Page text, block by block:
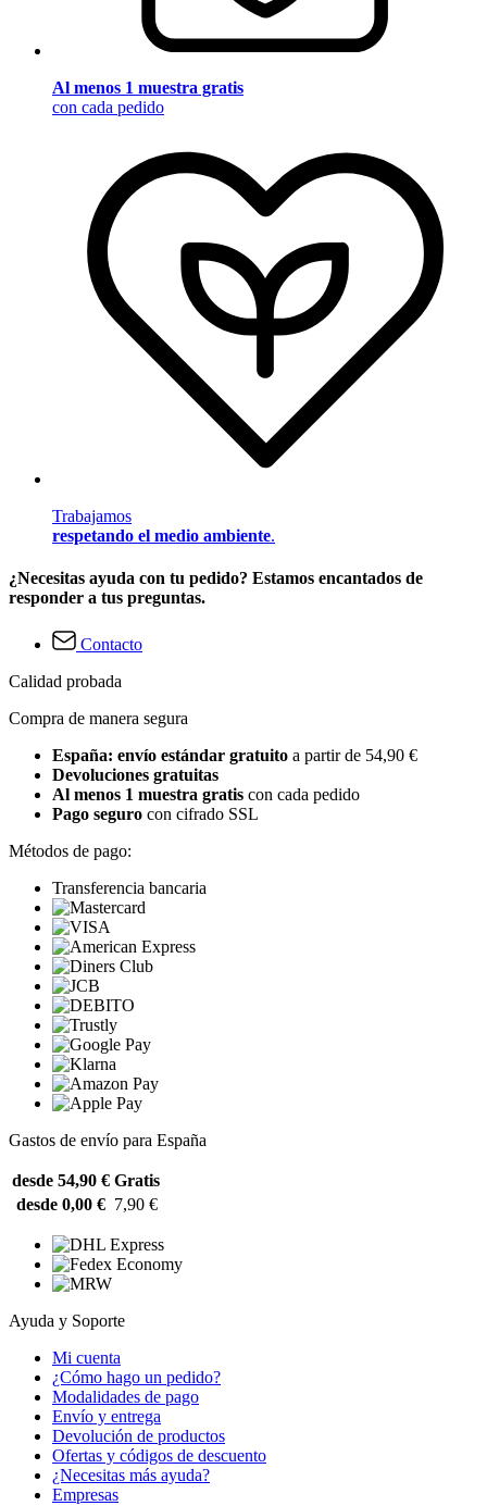
Al menos 1 muestra gratis
con cada pedido
Trabajamos
respetando el medio ambiente.
¿Necesitas ayuda con tu pedido? Estamos encantados de
responder a tus preguntas.
Contacto
Calidad probada
Compra de manera segura
España: envío estándar gratuito a partir de 54,90 €
Devoluciones gratuitas
Al menos 1 muestra gratis con cada pedido
Pago seguro con cifrado SSL
Métodos de pago:
Transferencia bancaria
Gastos de envío para España
desde 54,90 € Gratis
desde 0,00 € 7,90 €
Ayuda y Soporte
Mi cuenta
¿Cómo hago un pedido?
Modalidades de pago
Envío y entrega
Devolución de productos
Ofertas y códigos de descuento
¿Necesitas más ayuda?
Empresas